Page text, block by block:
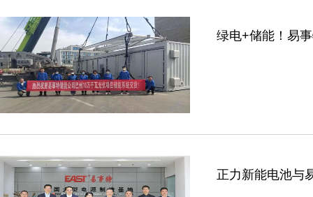
绿电+储能！易
正力新能电池与